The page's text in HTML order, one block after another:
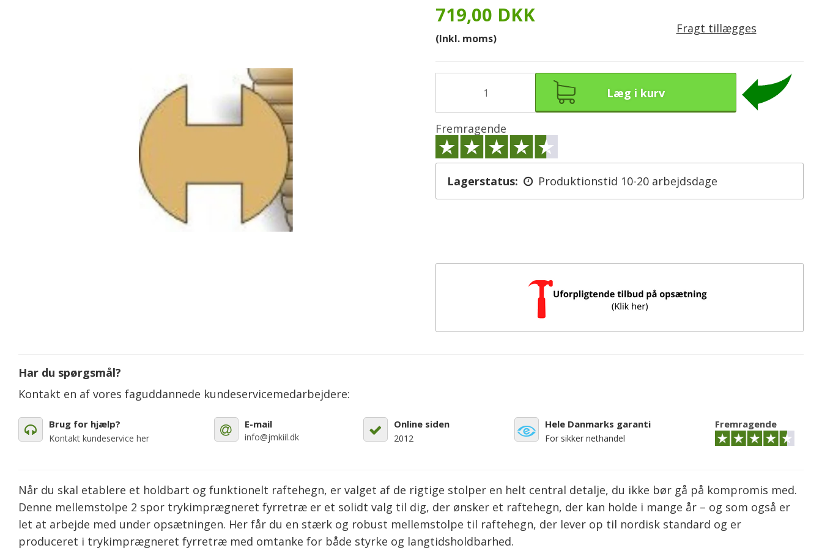
719,00 DKK
(Inkl. moms)
Fragt tillægges
Læg i kurv
Fremragende
Lagerstatus: Produktionstid 10-20 arbejdsdage
Har du spørgsmål?
Kontakt en af vores faguddannede kundeservicemedarbejdere:
Brug for hjælp?
Kontakt kundeservice her
E-mail
info@jmkiil.dk
Online siden
2012
Hele Danmarks garanti
For sikker nethandel
Fremragende
Når du skal etablere et holdbart og funktionelt raftehegn, er valget af de rigtige stolper en helt central detalje, du ikke bør gå på kompromis med.
Denne mellemstolpe 2 spor trykimprægneret fyrretræ er et solidt valg til dig, der ønsker et raftehegn, der kan holde i mange år – og som også er
let at arbejde med under opsætningen. Her får du en stærk og robust mellemstolpe til raftehegn, der lever op til nordisk standard og er
produceret i trykimprægneret fyrretræ med omtanke for både styrke og langtidsholdbarhed.